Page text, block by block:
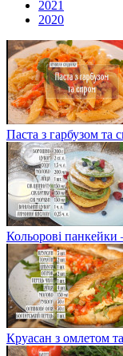
2021
2020
Паста з гарбузом та
Кольорові панкейки
Круасан з омлетом